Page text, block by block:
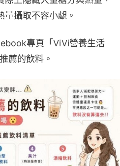
量攝取不容小覷。
專頁「ViVi營養生活
薦的飲料。